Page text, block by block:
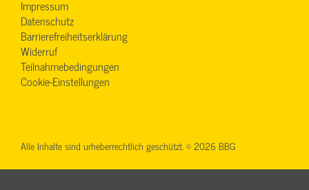
Impressum
Datenschutz
Barrierefreiheitserklärung
Widerruf
Teilnahmebedingungen
Cookie-Einstellungen
Alle Inhalte sind urheberrechtlich geschützt. © 2026 BBG